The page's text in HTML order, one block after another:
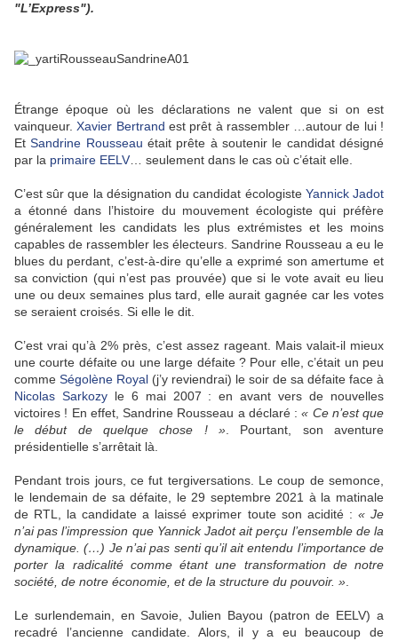
"L’Express").
Étrange époque où les déclarations ne valent que si on est
vainqueur.Xavier Bertrand est prêt à rassembler …autour de lui !
EtSandrine Rousseau était prête à soutenir le candidat désigné
par la primaire EELV … seulement dans le cas où c’était elle.
C’est sûr que la désignation du candidat écologiste Yannick Jadot
a étonné dans l’histoire du mouvement écologiste qui préfère
généralement les candidats les plus extrémistes et les moins
capables de rassembler les électeurs. Sandrine Rousseau a eu le
blues du perdant, c’est-à-dire qu’elle a exprimé son amertume et
sa conviction (qui n’est pas prouvée) que si le vote avait eu lieu
une ou deux semaines plus tard, elle aurait gagnée car les votes
se seraient croisés. Si elle le dit.
C’est vrai qu’à 2% près, c’est assez rageant. Mais valait-il mieux
une courte défaite ou une large défaite ? Pour elle, c’était un peu
comme Ségolène Royal (j’y reviendrai) le soir de sa défaite face à
Nicolas Sarkozyle 6 mai 2007 : en avant vers de nouvelles
victoires ! En effet, Sandrine Rousseau a déclaré :« Ce n’est que
le début de quelque chose ! » . Pourtant, son aventure
présidentielle s’arrêtait là.
Pendant trois jours, ce fut tergiversations. Le coup de semonce,
le lendemain de sa défaite, le 29 septembre 2021 à la matinale
de RTL, la candidate a laissé exprimer toute son acidité : « Je
n’ai pas l’impression que Yannick Jadot ait perçu l’ensemble de la
dynamique. (…) Je n’ai pas senti qu’il ait entendu l’importance de
porter la radicalité comme étant une transformation de notre
société, de notre économie, et de la structure du pouvoir. »
Le surlendemain, en Savoie, Julien Bayou (patron de EELV) a
recadré l’ancienne candidate. Alors, il y a eu beaucoup de